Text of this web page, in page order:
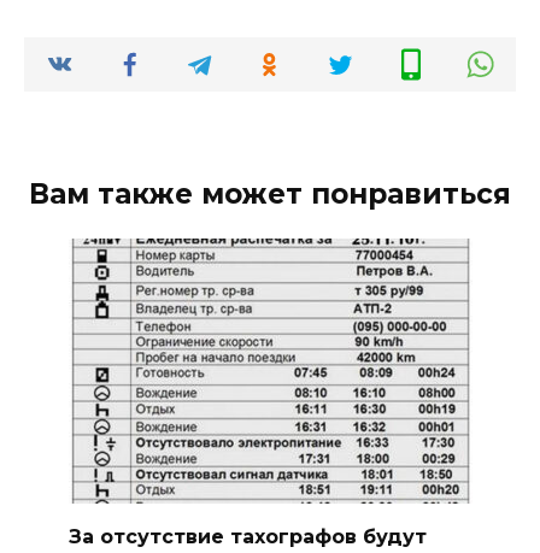
Вам также может понравиться
За отсутствие тахографов будут